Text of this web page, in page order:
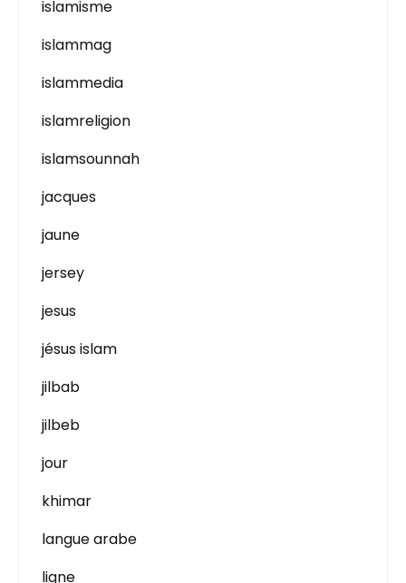
islamisme
islammag
islammedia
islamreligion
islamsounnah
jacques
jaune
jersey
jesus
jésus islam
jilbab
jilbeb
jour
khimar
langue arabe
ligne